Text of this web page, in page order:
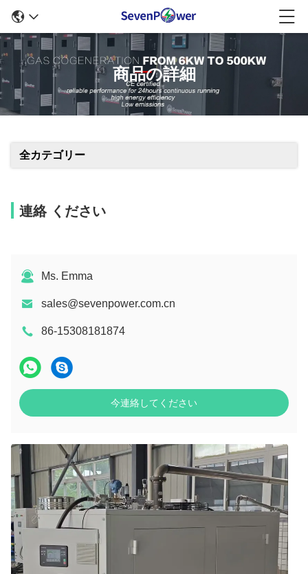
商品の詳細
全カテゴリー
連絡 ください
Ms. Emma
sales@sevenpower.com.cn
86-15308181874
今連絡してください